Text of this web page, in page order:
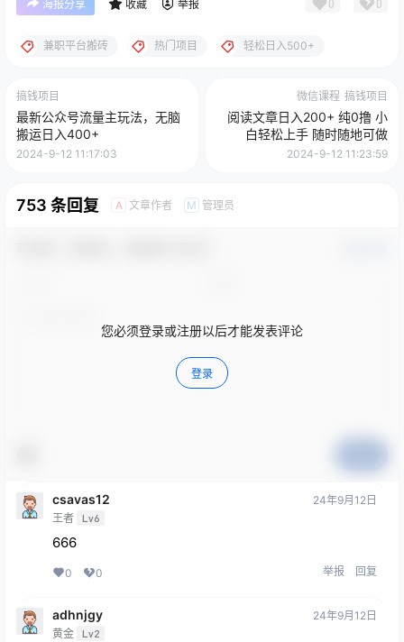
海报分享 收藏 举报 0 0
兼职平台搬砖 热门项目 轻松日入500+
搞钱项目
最新公众号流量主玩法，无脑
搬运日入400+
2024-9-12 11:17:03
微信课程 搞钱项目
阅读文章日入200+ 纯0撸 小
白轻松上手 随时随地可做
2024-9-12 11:23:59
753 条回复 A 文章作者 M 管理员
您必须登录或注册以后才能发表评论
登录
csavas12
王者 Lv6
24年9月12日
666
0 0 举报 回复
adhnjgy
黄金 Lv2
24年9月12日